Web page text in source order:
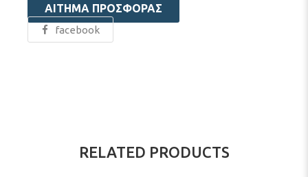
ΑΊΤΗΜΑ ΠΡΟΣΦΟΡΆΣ
facebook
RELATED PRODUCTS